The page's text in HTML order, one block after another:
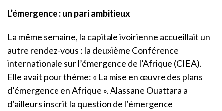
L’émergence : un pari ambitieux
La même semaine, la capitale ivoirienne accueillait un
autre rendez-vous : la deuxième Conférence
internationale sur l’émergence de l’Afrique (CIEA).
Elle avait pour thème: « La mise en œuvre des plans
d’émergence en Afrique ». Alassane Ouattara a
d’ailleurs inscrit la question de l’émergence